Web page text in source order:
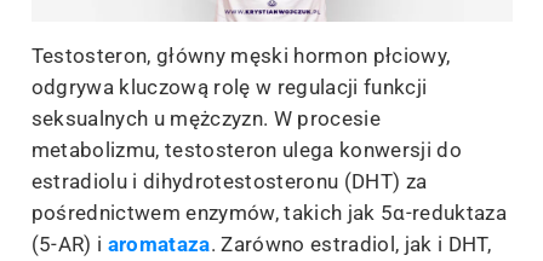
Testosteron, główny męski hormon płciowy,
odgrywa kluczową rolę w regulacji funkcji
seksualnych u mężczyzn. W procesie
metabolizmu, testosteron ulega konwersji do
estradiolu i dihydrotestosteronu (DHT) za
pośrednictwem enzymów, takich jak 5α-reduktaza
(5-AR) i aromataza. Zarówno estradiol, jak i DHT,